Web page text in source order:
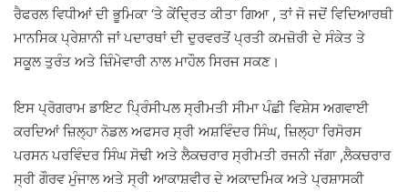
ਰੈਫਰਲ ਵਿਧੀਆਂ ਦੀ ਭੂਮਿਕਾ ‘ਤੇ ਕੇਂਦ੍ਰਿਤ ਕੀਤਾ ਗਿਆ , ਤਾਂ ਜੋ ਜਦੋਂ ਵਿਦਿਆਰਥੀ
ਮਾਨਸਿਕ ਪ੍ਰੇਸ਼ਾਨੀ ਜਾਂ ਪਦਾਰਥਾਂ ਦੀ ਦੁਰਵਰਤੋਂ ਪ੍ਰਤੀ ਕਮਜ਼ੋਰੀ ਦੇ ਸੰਕੇਤ ਤੇ
ਸਕੂਲ ਤੁਰੰਤ ਅਤੇ ਜ਼ਿੰਮੇਵਾਰੀ ਨਾਲ ਮਾਹੌਲ ਸਿਰਜ ਸਕਣ।
ਇਸ ਪ੍ਰੋਗਰਾਮ ਡਾਇਟ ਪ੍ਰਿੰਸੀਪਲ ਸ੍ਰੀਮਤੀ ਸੀਮਾ ਪੰਛੀ ਵਿਸ਼ੇਸ ਅਗਵਾਈ
ਕਰਦਿਆਂ ਜ਼ਿਲ੍ਹਾ ਨੋਡਲ ਅਫਸਰ ਸ੍ਰੀ ਅਸ਼ਵਿੰਦਰ ਸਿੰਘ, ਜ਼ਿਲ੍ਹਾ ਰਿਸੋਰਸ
ਪਰਸਨ ਪਰਵਿੰਦਰ ਸਿੰਘ ਸੋਢੀ ਅਤੇ ਲੈਕਚਰਾਰ ਸ੍ਰੀਮਤੀ ਰਜਨੀ ਜੱਗਾ ,ਲੈਕਚਰਾਰ
ਸ੍ਰੀ ਗੌਰਵ ਮੁੰਜਾਲ ਅਤੇ ਸ੍ਰੀ ਆਕਾਸ਼ਵੀਰ ਦੇ ਅਕਾਦਮਿਕ ਅਤੇ ਪ੍ਰਸ਼ਾਸਕੀ